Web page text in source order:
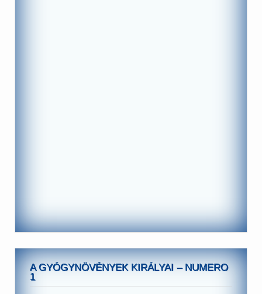
A GYÓGYNÖVÉNYEK KIRÁLYAI – NUMERO
1